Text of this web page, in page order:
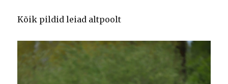
Kõik pildid leiad altpoolt